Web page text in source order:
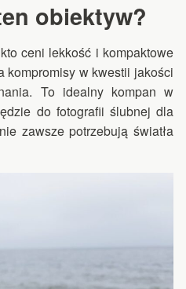
obiektyw?
ceni lekkość i kompaktowe
kompromisy w kwestii jakości
To idealny kompan w
do fotografii ślubnej dla
zawsze potrzebują światła